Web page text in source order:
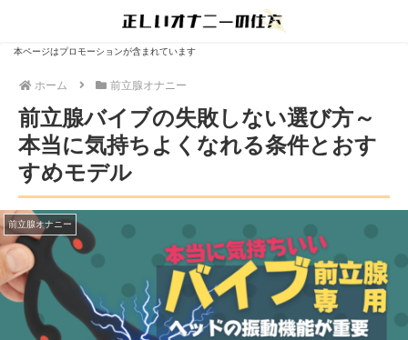
本ページはプロモーションが含まれています
ホーム 前立腺オナニー
前立腺バイブの失敗しない選び方～
本当に気持ちよくなれる条件とおす
すめモデル
前立腺オナニー